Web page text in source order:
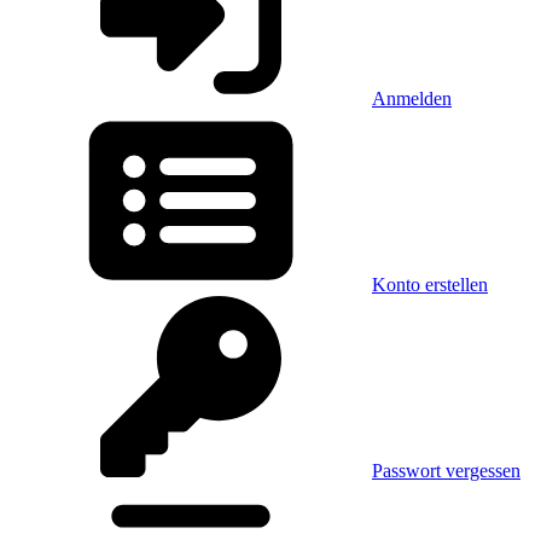
Anmelden
Konto erstellen
Passwort vergessen